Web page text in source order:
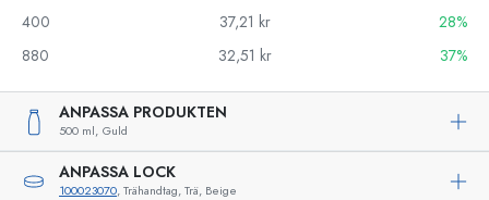
400
37,21 kr
28%
880
32,51 kr 37%
ANPASSA PRODUKTEN
500 ml, Guld
ANPASSA LOCK
100023070, Trähandtag, Trä, Beige